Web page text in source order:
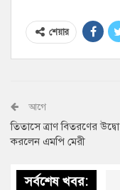
শেয়ার
আগে
তিতাসে ত্রাণ বিতরণের
করলেন এমপি মেরী
সর্বশেষ খবর: